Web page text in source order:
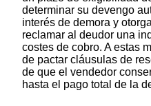
determinar su devengo
interés de demora y
reclamar al deudor una
costes de cobro. A estas
de pactar cláusulas de
de que el vendedor
hasta el pago total de la